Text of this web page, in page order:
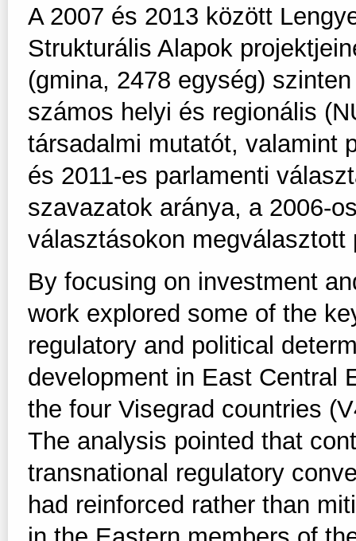
A 2007 és 2013 között
Strukturális Alapok
(gmina, 2478 egység)
számos helyi és regionális
társadalmi mutatót, valamint
és 2011-es parlamenti
szavazatok aránya, a 2006-
választásokon
By focusing on investment
work explored some of the
regulatory and political
development in East Central
the four Visegrad countries
The analysis pointed that
transnational regulatory
had reinforced rather than